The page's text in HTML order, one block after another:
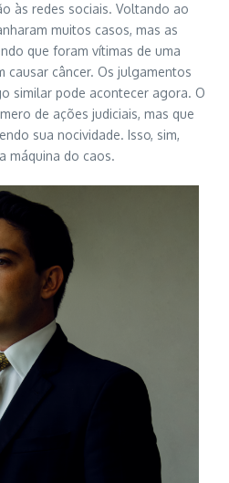
às redes sociais. Voltando ao
muitos casos, mas as
que foram vítimas de uma
causar câncer. Os julgamentos
similar pode acontecer agora. O
de ações judiciais, mas que
sua nocividade. Isso, sim,
máquina do caos.